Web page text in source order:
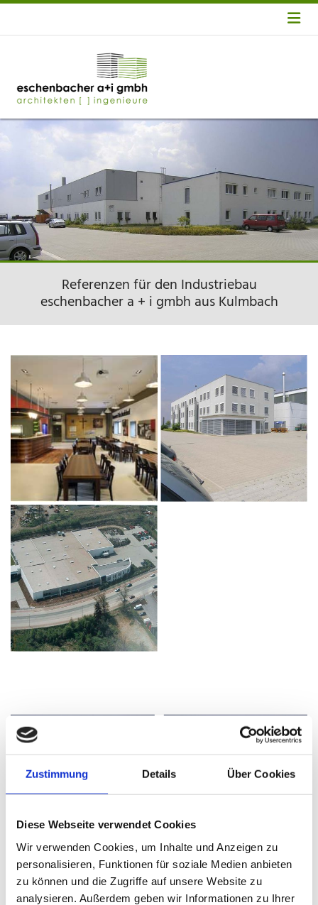
Zustimmung Details Über Cookies
Diese Webseite verwendet Cookies
Wir verwenden Cookies, um Inhalte und Anzeigen zu
personalisieren, Funktionen für soziale Medien anbieten
zu können und die Zugriffe auf unsere Website zu
analysieren. Außerdem geben wir Informationen zu Ihrer
Referenzen für den Industriebau
eschenbacher a + i gmbh aus Kulmbach